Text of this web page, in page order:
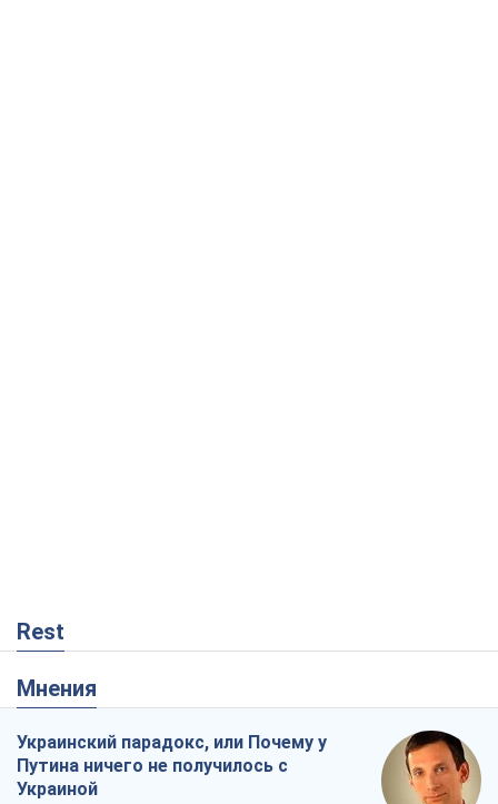
Rest
Мнения
Украинский парадокс, или Почему у
Путина ничего не получилось с
Украиной